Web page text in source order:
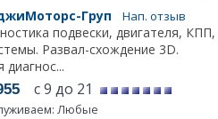
Груп Нап. отзыв
подвески, двигателя, КПП,
Развал-схождение 3D.
с 9 до 21
Любые